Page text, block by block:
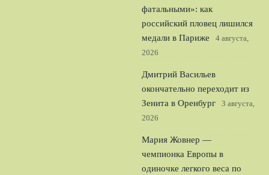
фатальными»: как
российский пловец лишился
медали в Париже
4 августа,
2026
Дмитрий Васильев
окончательно переходит из
Зенита в Оренбург
3 августа,
2026
Мария Жовнер —
чемпионка Европы в
одиночке легкого веса по